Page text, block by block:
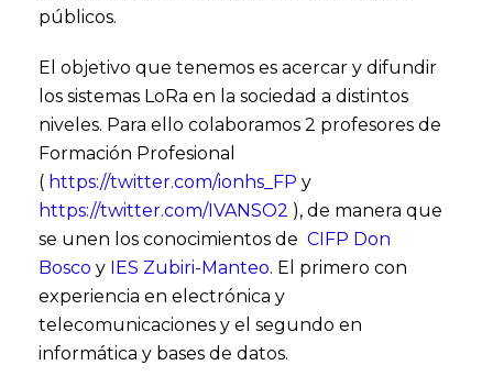
públicos.
El objetivo que tenemos es acercar y difundir
los sistemas LoRa en la sociedad a distintos
niveles. Para ello colaboramos 2 profesores de
Formación Profesional
( https://twitter.com/ionhs_FP y
https://twitter.com/IVANSO2 ), de manera que
se unen los conocimientos de CIFP Don
Bosco y IES Zubiri-Manteo. El primero con
experiencia en electrónica y
telecomunicaciones y el segundo en
informática y bases de datos.